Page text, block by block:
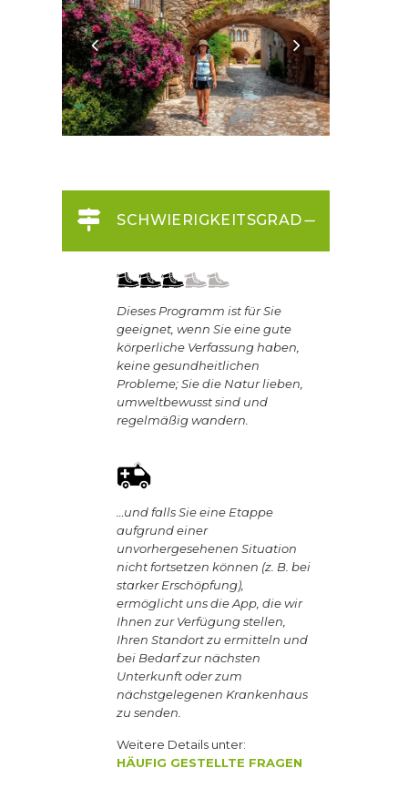
SCHWIERIGKEITSGRAD
Dieses Programm ist für Sie
geeignet, wenn Sie eine gute
körperliche Verfassung haben,
keine gesundheitlichen
Probleme; Sie die Natur lieben,
umweltbewusst sind und
regelmäßig wandern.
…und falls Sie eine Etappe
aufgrund einer
unvorhergesehenen Situation
nicht fortsetzen können (z. B. bei
starker Erschöpfung),
ermöglicht uns die App, die wir
Ihnen zur Verfügung stellen,
Ihren Standort zu ermitteln und
bei Bedarf zur nächsten
Unterkunft oder zum
nächstgelegenen Krankenhaus
zu senden.
Weitere Details unter:
HÄUFIG GESTELLTE FRAGEN